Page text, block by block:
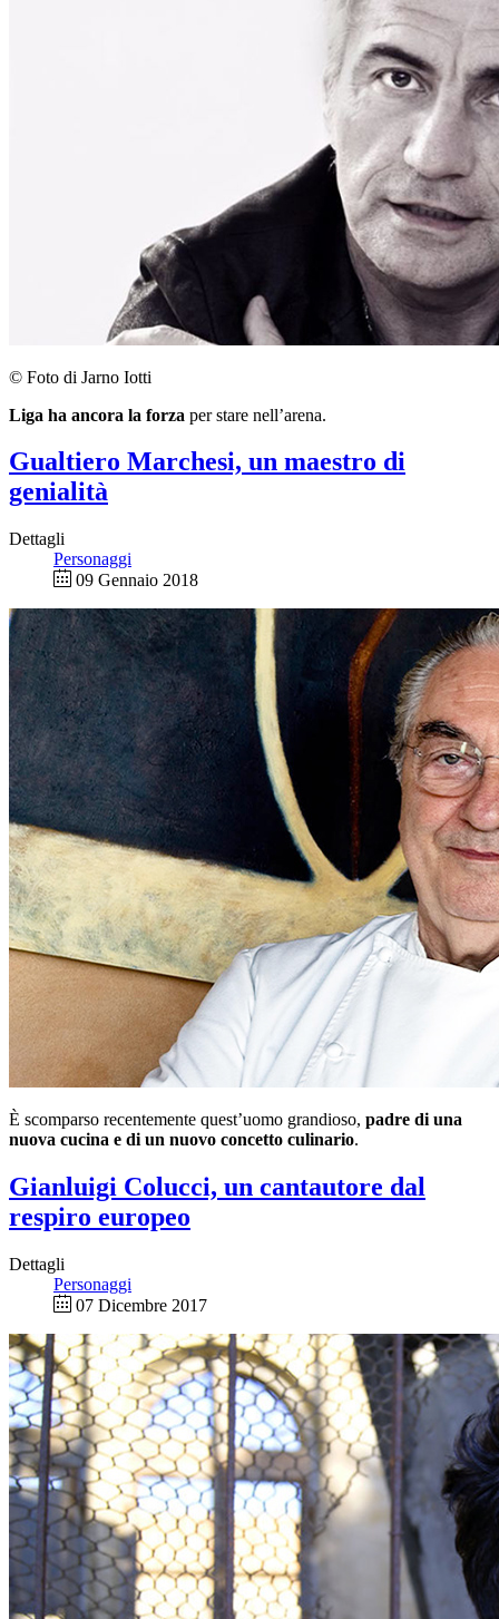
© Foto di Jarno Iotti
Liga ha ancora la forza per stare nell’arena.
Gualtiero Marchesi, un maestro di
genialità
Dettagli
Personaggi
09 Gennaio 2018
È scomparso recentemente quest’uomo grandioso, padre di una
nuova cucina e di un nuovo concetto culinario.
Gianluigi Colucci, un cantautore dal
respiro europeo
Dettagli
Personaggi
07 Dicembre 2017